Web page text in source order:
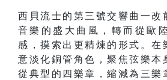
西貝流士的第三號交響曲一改
音樂的盛大曲風，轉而從歐
感，摸索出更精煉的形式。在
意淡化銅管角色，聚焦弦樂本
從典型的四樂章，縮減為三樂